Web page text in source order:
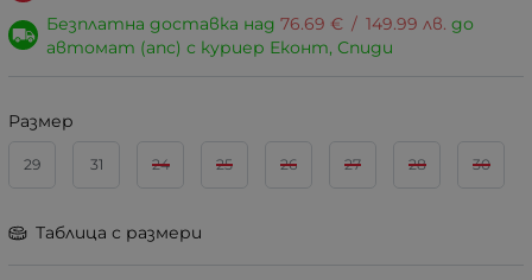
Безплатна доставка над 76.69 € / 149.99 лв. до
автомат (апс) с куриер Еконт, Спиди
Размер
29 31 24 25 26 27 28 30
Таблица с размери